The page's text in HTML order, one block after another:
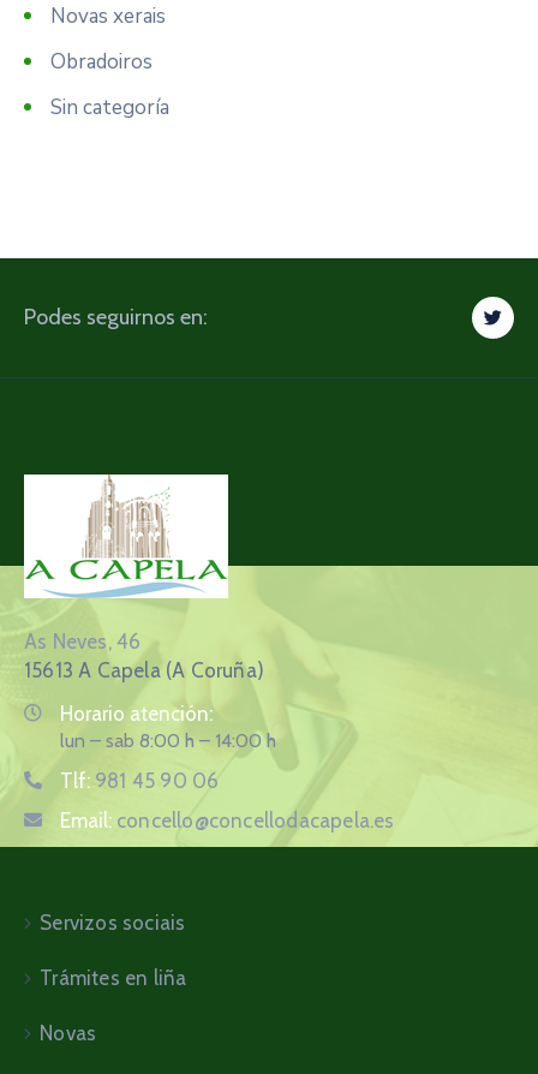
Novas xerais
Obradoiros
Sin categoría
Podes seguirnos en:
As Neves, 46
15613 A Capela (A Coruña)
Horario atención:
lun – sab 8:00 h – 14:00 h
Tlf: 981 45 90 06
Email: concello@concellodacapela.es
Servizos sociais
Trámites en liña
Novas